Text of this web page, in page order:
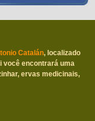
Catalán, localizado
você encontrará uma
ervas medicinais,